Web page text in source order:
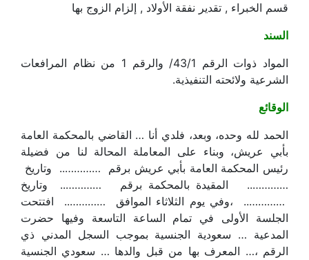
قسم الخبراء , تقدير نفقة الأولاد , إلزام الزوج بها
السند
المواد ذوات الرقم 43/1/ والرقم 1 من نظام المرافعات
الشرعية ولائحته التنفيذية.
الوقائع
الحمد لله وحده، وبعد، فلدي أنا … القاضي بالمحكمة العامة
بأبي عريش، وبناء على المعاملة المحالة لنا من فضيلة
رئيس المحكمة العامة بأبي عريش برقم ………….. وتاريخ
………….. المقيدة بالمحكمة برقم ………….. وتاريخ
………….. ،وفي يوم الثلاثاء الموافق ………….. افتتحت
الجلسة الأولى في تمام الساعة التاسعة وفيها حضرت
المدعية … سعودية الجنسية بموجب السجل المدني ذي
الرقم ،… المعرف بها من قبل والدها … سعودي الجنسية